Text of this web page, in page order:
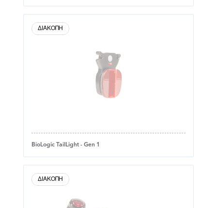
ΔΙΑΚΟΠΉ
BioLogic TailLight - Gen 1
ΔΙΑΚΟΠΉ